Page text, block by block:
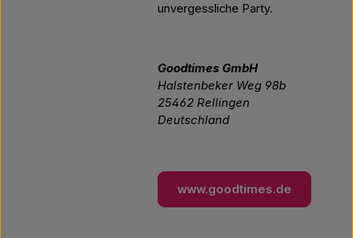
unvergessliche Party.
Goodtimes GmbH
Halstenbeker Weg 98b
25462 Rellingen
Deutschland
www.goodtimes.de